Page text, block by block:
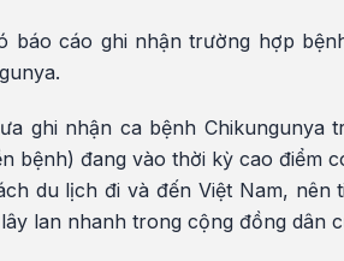
báo cáo ghi nhận trường hợp
ghi nhận ca bệnh Chikungunya
bệnh) đang vào thời kỳ cao điểm
du lịch đi và đến Việt Nam, nên
lan nhanh trong cộng đồng dân